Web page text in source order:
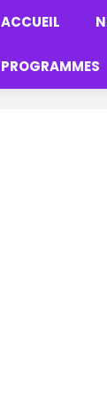
ACCUEIL
PROGRAMMES